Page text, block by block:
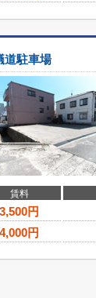
道駐車場
賃料
3,500円
4,000円